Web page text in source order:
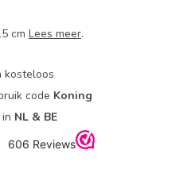
cm Lees meer.
kosteloos
code Koning
NL & BE